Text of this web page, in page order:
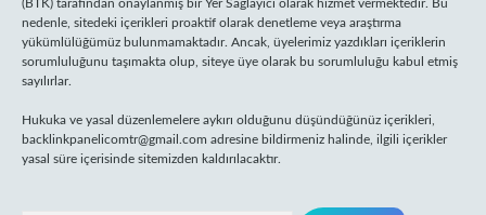
(BTK) tarafından onaylanmış bir Yer Sağlayıcı olarak hizmet vermektedir. Bu
nedenle, sitedeki içerikleri proaktif olarak denetleme veya araştırma
yükümlülüğümüz bulunmamaktadır. Ancak, üyelerimiz yazdıkları içeriklerin
sorumluluğunu taşımakta olup, siteye üye olarak bu sorumluluğu kabul etmiş
sayılırlar.
Hukuka ve yasal düzenlemelere aykırı olduğunu düşündüğünüz içerikleri,
backlinkpanelicomtr@gmail.com adresine bildirmeniz halinde, ilgili içerikler
yasal süre içerisinde sitemizden kaldırılacaktır.